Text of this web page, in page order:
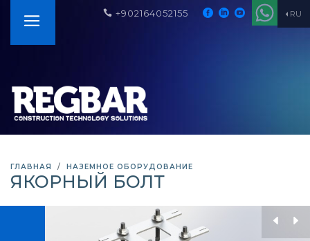
RU
+902164052155
ГЛАВНАЯ НАЗЕМНОЕ ОБОРУДОВАНИЕ
ЯКОРНЫЙ БОЛТ